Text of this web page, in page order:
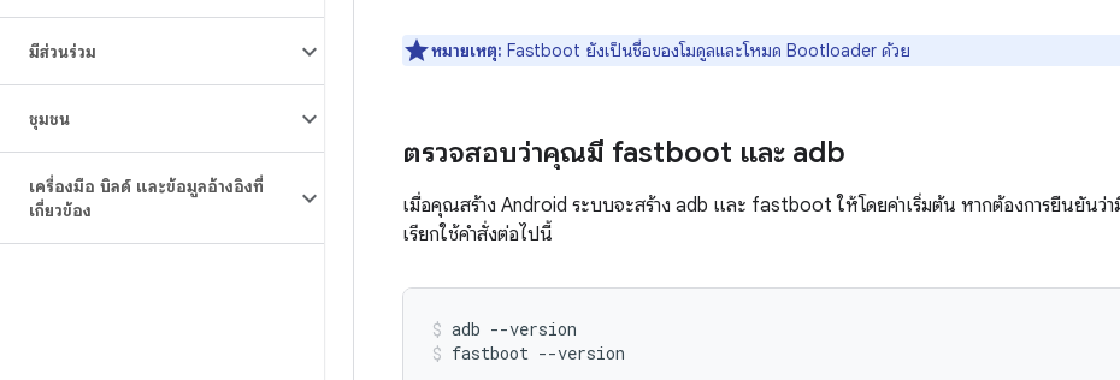
มีส่วนร่วม
ชุมชน
เครื่องมือ บิลด์ และข้อมูลอ้างอิงที่
เกี่ยวข้อง
หมายเหตุ: Fastboot ยังเป็นชื่อของโมดูลและโหมด Bootloader ด้วย
ตรวจสอบว่าคุณมี fastboot และ adb
เมื่อคุณสร้าง Android ระบบจะสร้าง adb และ fastboot ให้โดยค่าเริ่มต้น หากต้องการยืนยัน
เรียกใช้คำสั่งต่อไปนี้
adb --version
fastboot --version